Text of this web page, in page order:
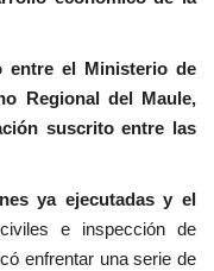
entre el Ministerio de
Regional del Maule,
suscrito entre las
ya ejecutadas y el
e inspección de
enfrentar una serie de